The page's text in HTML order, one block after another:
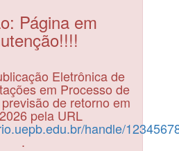
Página em
Eletrônica de
em Processo de
de retorno em
pela URL
handle/
.